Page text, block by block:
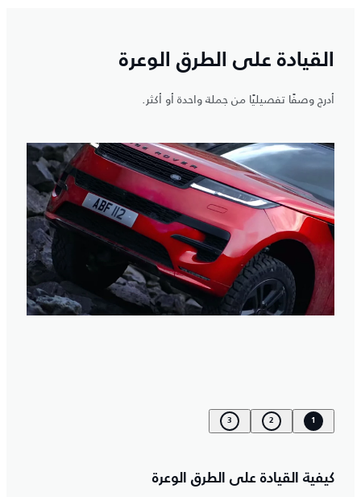
القيادة على الطرق الوعرة
أدرج وصفًا تفصيليًا من جملة واحدة أو أكثر.
1
2
3
كيفية القيادة على الطرق الوعرة